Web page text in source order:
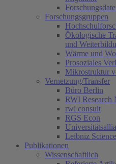
Forschungsgruppen
Ökologische
und
Wärme und
Prosoziales
Mikrostruktur
Vernetzung/Transfer
Büro Berlin
RWI Research
rwi consult
RGS Econ
Leibniz
Publikationen
Wissenschaftlich